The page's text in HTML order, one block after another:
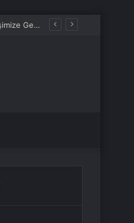
Doruk Madencilik’e Bağlı Yunus Emre Termik Santrali’nde Çalışan İşçiler: Bizim Tek Bir İsteğimiz Var, Maaşlarımızı Alıp İşimize Geri Dönmek